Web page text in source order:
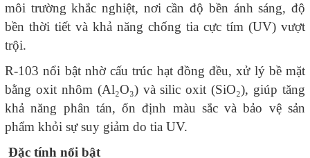
môi trường khắc nghiệt, nơi cần độ bền ánh sáng, độ
bền thời tiết và khả năng chống tia cực tím (UV) vượt
trội.
R-103 nổi bật nhờ cấu trúc hạt đồng đều, xử lý bề mặt
bằng oxit nhôm (Al₂O₃) và silic oxit (SiO₂), giúp tăng
khả năng phân tán, ổn định màu sắc và bảo vệ sản
phẩm khỏi sự suy giảm do tia UV.
Đặc tính nổi bật